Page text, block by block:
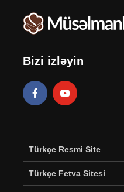
Bizi izləyin
Türkçe Resmi Site
Türkçe Fetva Sitesi